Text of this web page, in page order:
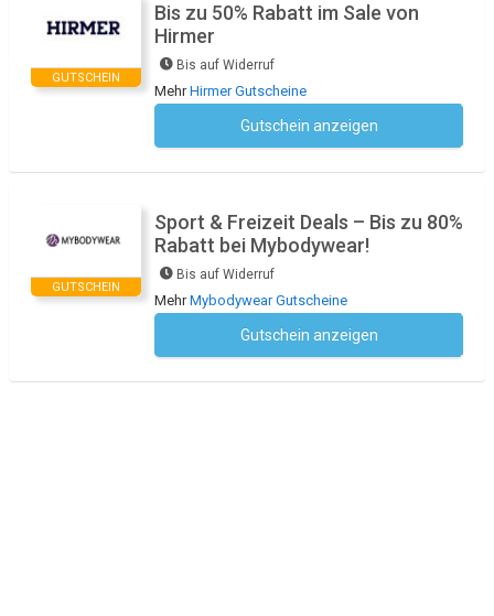
GUTSCHEIN
Bis zu 50% Rabatt im Sale von
Hirmer
Bis auf Widerruf
MehrHirmer Gutscheine
Gutschein anzeigen
GUTSCHEIN
Sport & Freizeit Deals – Bis zu 80%
Rabatt bei Mybodywear!
Bis auf Widerruf
MehrMybodywear Gutscheine
Gutschein anzeigen